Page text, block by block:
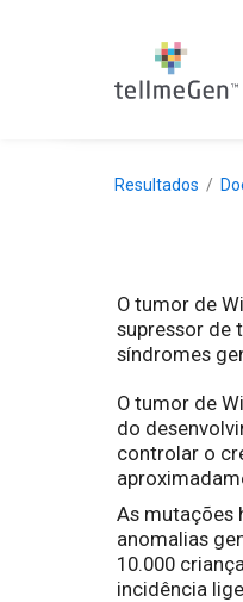
Resultados
O tumor de
supressor de
síndromes
O tumor de
do
controlar o
As mutações
anomalias
10.000
incidência